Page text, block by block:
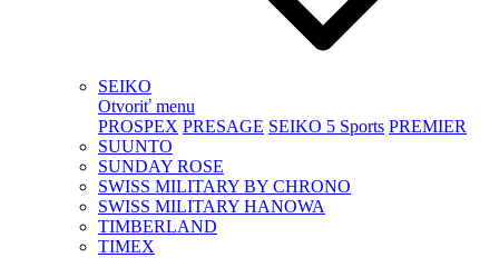
SEIKO
Otvoriť menu
PROSPEX PRESAGE SEIKO 5 Sports PREMIER
SUUNTO
SUNDAY ROSE
SWISS MILITARY BY CHRONO
SWISS MILITARY HANOWA
TIMBERLAND
TIMEX